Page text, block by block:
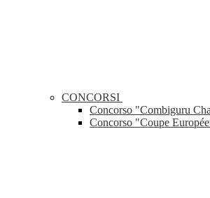
CONCORSI
Concorso "Combiguru
Concorso "Coupe